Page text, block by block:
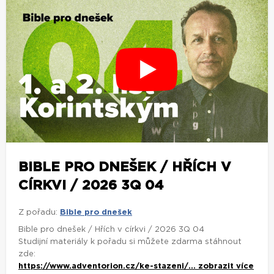
BIBLE PRO DNEŠEK / HŘÍCH V
CÍRKVI / 2026 3Q 04
Z pořadu: Bible pro dnešek
Bible pro dnešek / Hřích v církvi / 2026 3Q 04
Studijní materiály k pořadu si můžete zdarma stáhnout
zde:
https://www.adventorion.cz/ke-stazeni/... zobrazit více